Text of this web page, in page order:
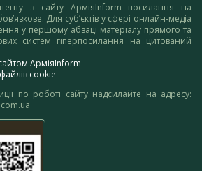
з сайту АрміяInform посилання на
Для суб’єктів у сфері онлайн-медіа
у першому абзаці матеріалу прямого та
систем гіперпосилання на цитований
АрміяInform
cookie
по роботі сайту надсилайте на адресу: